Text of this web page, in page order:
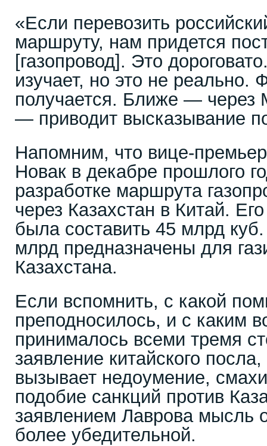
«Если перевозить
маршруту, нам придется
[газопровод]. Это
изучает, но это не реально.
получается. Ближе —
— приводит высказывание
Напомним, что вице-
Новак в декабре прошлого
разработке маршрута
через Казахстан в Китай.
была составить 45 млрд
млрд предназначены для
Казахстана.
Если вспомнить, с какой
преподносилось, и с каким
принималось всеми тремя
заявление китайского
вызывает недоумение,
подобие санкций против
заявлением Лаврова мысль
более убедительной.